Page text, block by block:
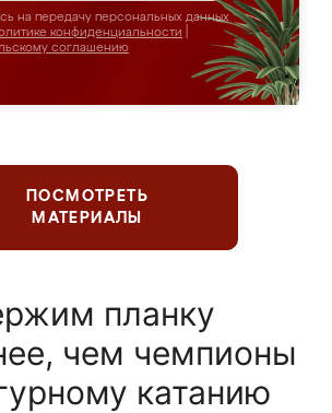
на передачу персональных данных
конфиденциальности
соглашению
ПОСМОТРЕТЬ
МАТЕРИАЛЫ
планку
чем чемпионы
катанию